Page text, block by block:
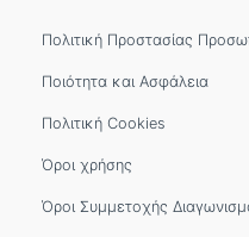
Πολιτική Προστασίας
Ποιότητα και Ασφάλεια
Πολιτική Cookies
Όροι χρήσης
Όροι Συμμετοχής